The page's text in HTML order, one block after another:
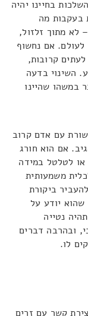
בחיינו יהיה
בעקבות מה
לא מתוך זלזול,
אם נחשוף
קרובות,
השינוי בדעה
במשהו שהיינו
עם אדם קרוב
אם הוא חורג
או לטלטל במידה
משמעותית
ביקורת
יודע על
נטייה
ובהרבה דברים
לו.
קשר עם זרים